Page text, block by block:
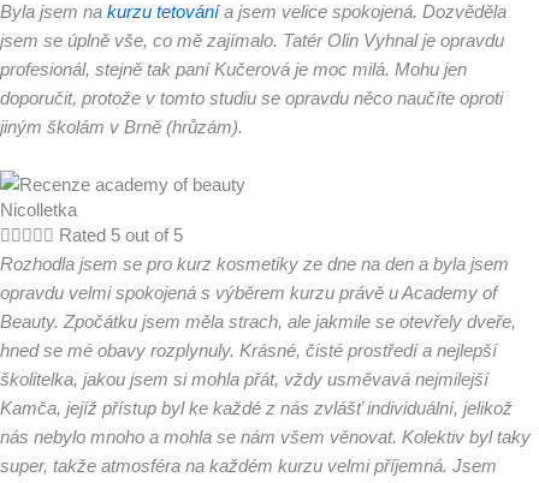
Byla jsem na kurzu tetování a jsem velice spokojená. Dozvěděla
jsem se úplně vše, co mě zajímalo. Tatér Olin Vyhnal je opravdu
profesionál, stejně tak paní Kučerová je moc milá. Mohu jen
doporučit, protože v tomto studiu se opravdu něco naučíte oproti
jiným školám v Brně (hrůzám).
Nicolletka
     Rated 5 out of 5
Rozhodla jsem se pro kurz kosmetiky ze dne na den a byla jsem
opravdu velmi spokojená s výběrem kurzu právě u Academy of
Beauty. Zpočátku jsem měla strach, ale jakmile se otevřely dveře,
hned se mé obavy rozplynuly. Krásné, čisté prostředí a nejlepší
školitelka, jakou jsem si mohla přát, vždy usměvavá nejmilejší
Kamča, jejíž přístup byl ke každé z nás zvlášť individuální, jelikož
nás nebylo mnoho a mohla se nám všem věnovat. Kolektiv byl taky
super, takže atmosféra na každém kurzu velmi příjemná. Jsem